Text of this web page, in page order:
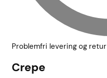
Problemfri levering og retur
Crepe